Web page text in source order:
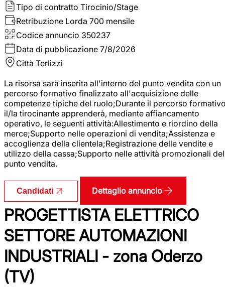
Tipo di contratto Tirocinio/Stage
Retribuzione Lorda 700 mensile
Codice annuncio 350237
Data di pubblicazione 7/8/2026
Città Terlizzi
La risorsa sarà inserita all'interno del punto vendita con un
percorso formativo finalizzato all'acquisizione delle
competenze tipiche del ruolo;Durante il percorso
il/la tirocinante apprenderà, mediante affiancamento
operativo, le seguenti attività:Allestimento e riordino della
merce;Supporto nelle operazioni di vendita;Assistenza e
accoglienza della clientela;Registrazione delle vendite e
utilizzo della cassa;Supporto nelle attività promozionali del
punto vendita.
Candidati Dettaglio annuncio
PROGETTISTA ELETTRICO
SETTORE AUTOMAZIONI
INDUSTRIALI - zona Oderzo
(TV)